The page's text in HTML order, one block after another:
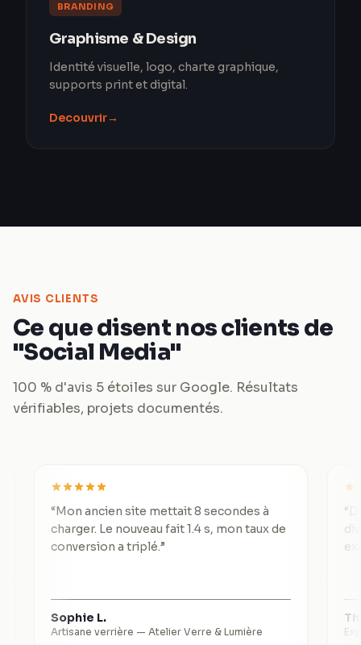
BRANDING
Graphisme & Design
Identité visuelle, logo, charte graphique,
supports print et digital.
Decouvrir→
AVIS CLIENTS
Ce que disent nos clients de
"Social Media"
100 % d'avis 5 étoiles sur Google. Résultats
vérifiables, projets documentés.
Mon ancien site mettait 8 secondes à
charger. Le nouveau fait 1.4 s, mon taux de
conversion a triplé.”
Sophie L.
Artisane verrière—Atelier Verre & Lumière
De 3
divisé
Thomas
Expert-